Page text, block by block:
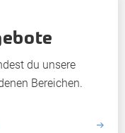
du unsere
Bereichen.